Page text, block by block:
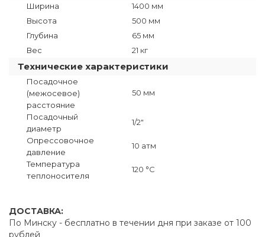
Ширина
1400 мм
Высота
500 мм
Глубина
65 мм
Вес
21 кг
Технические характеристики
Посадочное
(межосевое)
расстояние
50 мм
Посадочный
диаметр
1/2"
Опрессовочное
давление
10 атм
Температура
теплоносителя
120 °C
ДОСТАВКА:
По Минску - бесплатно в течении дня при заказе от 100
рублей